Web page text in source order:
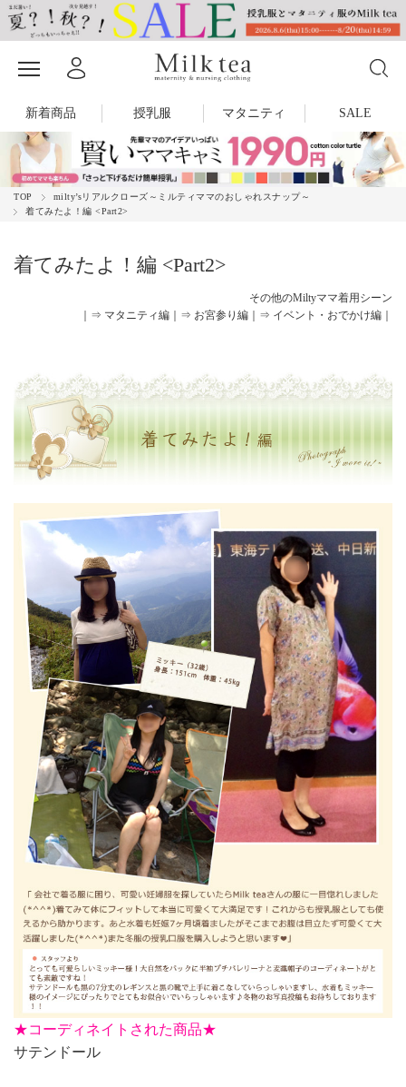
新着商品 授乳服 マタニティ SALE
TOP
milty’sリアルクローズ～ミルティママのおしゃれスナップ～
着てみたよ！編 <Part2>
着てみたよ！編 <Part2>
その他のMiltyママ着用シーン
｜ ⇒ マタニティ編 ｜ ⇒ お宮参り編 ｜ ⇒ イベント・おでかけ編 ｜
★コーディネイトされた商品★
サテンドール